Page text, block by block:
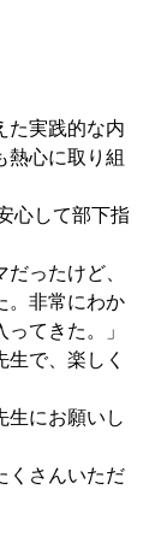
た実践的な内
熱心に取り組
心して部下指
ったけど、
。非常にわか
てきた。」
で、楽しく
生にお願いし
くさんいただ